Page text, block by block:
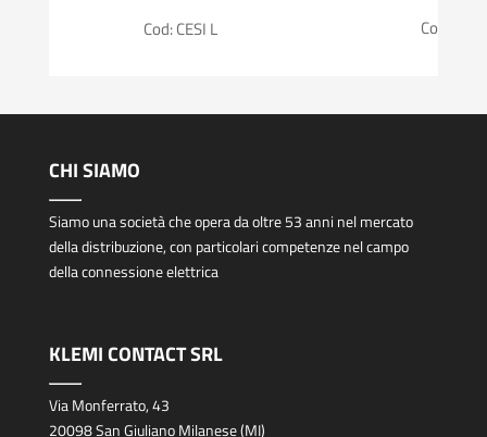
Cod: CESI L
Cod:
CHI SIAMO
Siamo una società che opera da oltre 53 anni nel mercato
della distribuzione, con particolari competenze nel campo
della connessione elettrica
KLEMI CONTACT SRL
Via Monferrato, 43
20098 San Giuliano Milanese (MI)